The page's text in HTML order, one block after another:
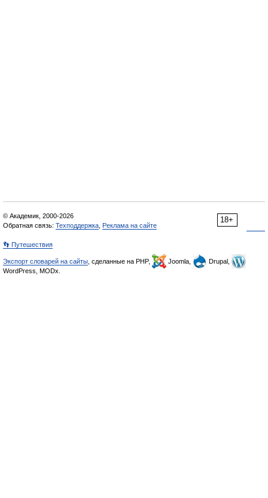
18+
© Академик, 2000-2026
Обратная связь: Техподдержка Реклама на сайте
👣 Путешествия
Экспорт словарей на сайты , сделанные на PHP, Joomla,
Drupal,
WordPress, MODx.